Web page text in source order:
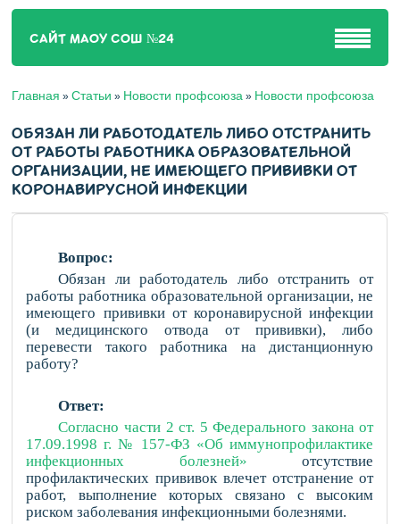
САЙТ МАОУ СОШ №24
Главная »Статьи » Новости профсоюза » Новости профсоюза
ОБЯЗАН ЛИ РАБОТОДАТЕЛЬ ЛИБО ОТСТРАНИТЬ
ОТ РАБОТЫ РАБОТНИКА ОБРАЗОВАТЕЛЬНОЙ
ОРГАНИЗАЦИИ, НЕ ИМЕЮЩЕГО ПРИВИВКИ ОТ
КОРОНАВИРУСНОЙ ИНФЕКЦИИ
Вопрос:
Обязан ли работодатель либо отстранить от
работы работника образовательной организации, не
имеющего прививки от коронавирусной инфекции
(и медицинского отвода от прививки), либо
перевести такого работника на дистанционную
работу?
Ответ:
Согласно части 2 ст. 5 Федерального закона от
17.09.1998 г. № 157-ФЗ «Об иммунопрофилактике
инфекционных болезней» отсутствие
профилактических прививок влечет отстранение от
работ, выполнение которых связано с высоким
риском заболевания инфекционными болезнями.